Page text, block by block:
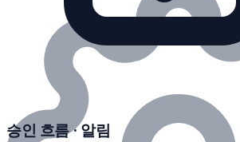
승인 흐름 · 알림